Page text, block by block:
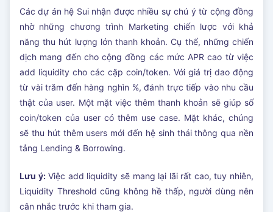
Các dự án hệ Sui nhận được nhiều sự chú ý từ cộng đồng
nhờ những chương trình Marketing chiến lược với khả
năng thu hút lượng lớn thanh khoản. Cụ thể, những chiến
dịch mang đến cho cộng đồng các mức APR cao từ việc
add liquidity cho các cặp coin/token. Với giá trị dao động
từ vài trăm đến hàng nghìn %, đánh trực tiếp vào nhu cầu
thật của user. Một mặt việc thêm thanh khoản sẽ giúp số
coin/token của user có thêm use case. Mặt khác, chúng
sẽ thu hút thêm users mới đến hệ sinh thái thông qua nền
tảng Lending & Borrowing.
Lưu ý:Việc add liquidity sẽ mang lại lãi rất cao, tuy nhiên,
Liquidity Threshold cũng không hề thấp, người dùng nên
cân nhắc trước khi tham gia.